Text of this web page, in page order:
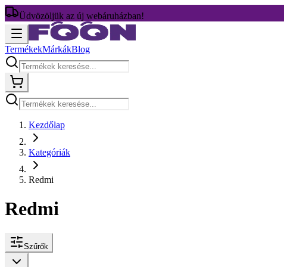
Üdvözöljük az új webáruházban!
TermékekMárkákBlog
Kezdőlap
Kategóriák
Redmi
Redmi
Szűrők